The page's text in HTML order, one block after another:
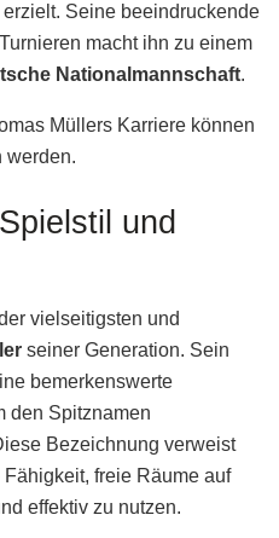
Seine beeindruckende
macht ihn zu einem
Nationalmannschaft.
Müllers Karriere können
werden.
und
vielseitigsten und
seiner Generation. Sein
bemerkenswerte
den Spitznamen
Bezeichnung verweist
freie Räume auf
effektiv zu nutzen.